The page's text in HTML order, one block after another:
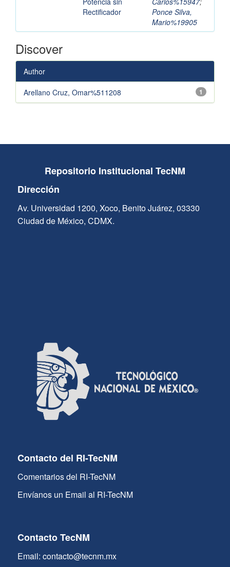
Rectificador
Ponce Silva,
Mario%19905
Discover
Author
1
Arellano Cruz, Omar%511208
Repositorio Institucional TecNM
Dirección
Av. Universidad 1200, Xoco, Benito Juárez, 03330
Ciudad de México, CDMX.
Contacto del RI-TecNM
Comentarios del RI-TecNM
Envíanos un Email al RI-TecNM
Contacto TecNM
Email: contacto@tecnm.mx